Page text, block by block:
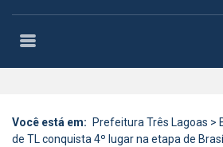
Você está em: Prefeitura Três Lagoas >
de TL conquista 4º lugar na etapa de